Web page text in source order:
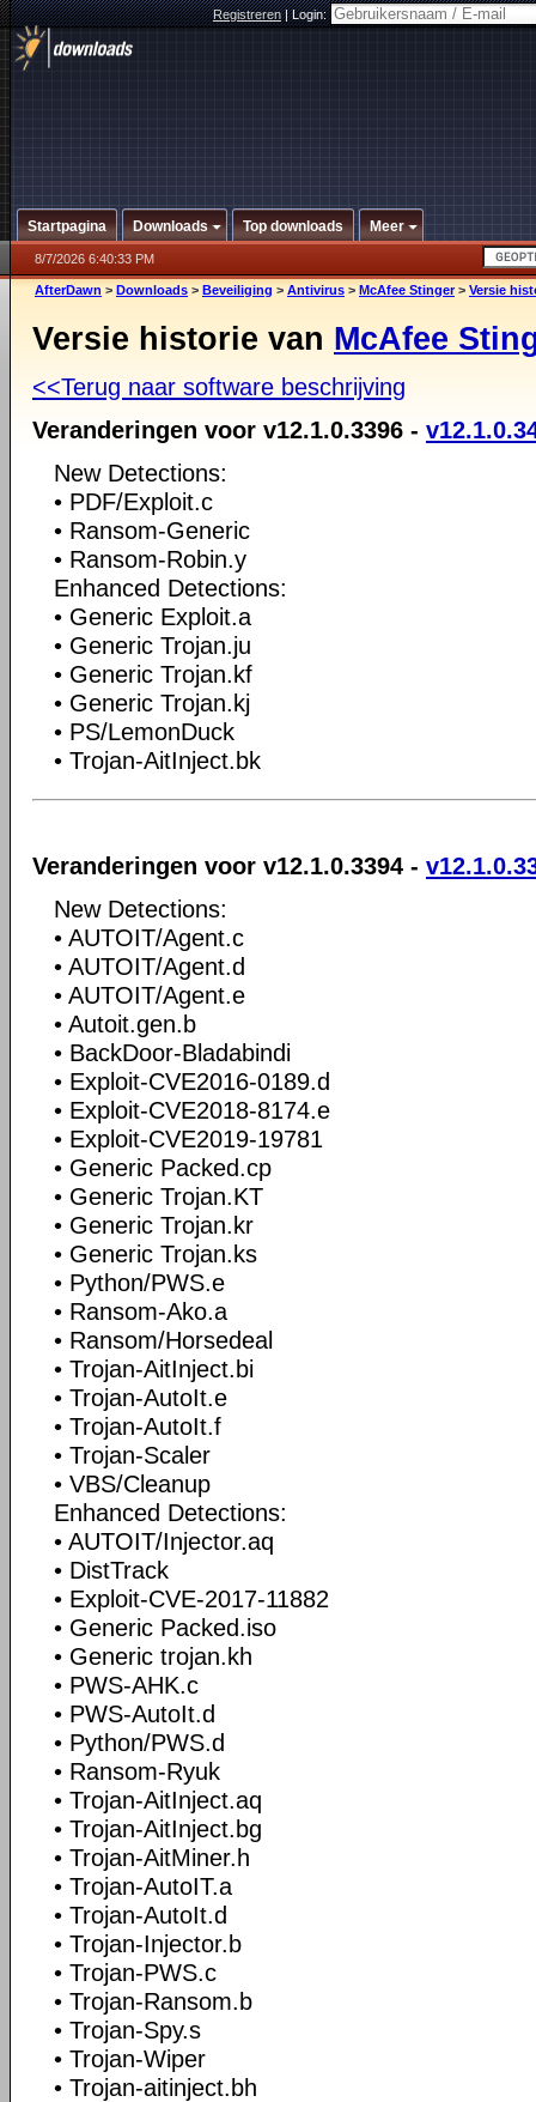
Registreren|Login:
Startpagina Downloads Top downloads Meer
8/7/2026 6:40:33 PM
AfterDawn > Downloads > Beveiliging > Antivirus > McAfee Stinger > Versie
Versie historie van McAfee
<<Terug naar software beschrijving
Veranderingen voor v12.1.0.3396 -
New Detections:
• PDF/Exploit.c
• Ransom-Generic
• Ransom-Robin.y
Enhanced Detections:
• Generic Exploit.a
• Generic Trojan.ju
• Generic Trojan.kf
• Generic Trojan.kj
• PS/LemonDuck
• Trojan-AitInject.bk
Veranderingen voor v12.1.0.3394 -
New Detections:
• AUTOIT/Agent.c
• AUTOIT/Agent.d
• AUTOIT/Agent.e
• Autoit.gen.b
• BackDoor-Bladabindi
• Exploit-CVE2016-0189.d
• Exploit-CVE2018-8174.e
• Exploit-CVE2019-19781
• Generic Packed.cp
• Generic Trojan.KT
• Generic Trojan.kr
• Generic Trojan.ks
• Python/PWS.e
• Ransom-Ako.a
• Ransom/Horsedeal
• Trojan-AitInject.bi
• Trojan-AutoIt.e
• Trojan-AutoIt.f
• Trojan-Scaler
• VBS/Cleanup
Enhanced Detections:
• AUTOIT/Injector.aq
• DistTrack
• Exploit-CVE-2017-11882
• Generic Packed.iso
• Generic trojan.kh
• PWS-AHK.c
• PWS-AutoIt.d
• Python/PWS.d
• Ransom-Ryuk
• Trojan-AitInject.aq
• Trojan-AitInject.bg
• Trojan-AitMiner.h
• Trojan-AutoIT.a
• Trojan-AutoIt.d
• Trojan-Injector.b
• Trojan-PWS.c
• Trojan-Ransom.b
• Trojan-Spy.s
• Trojan-Wiper
• Trojan-aitinject.bh